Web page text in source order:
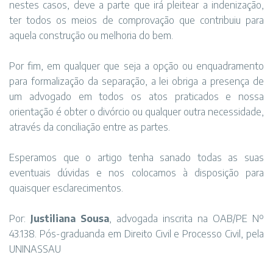
nestes casos, deve a parte que irá pleitear a indenização,
ter todos os meios de comprovação que contribuiu para
aquela construção ou melhoria do bem.
Por fim, em qualquer que seja a opção ou enquadramento
para formalização da separação, a lei obriga a presença de
um advogado em todos os atos praticados e nossa
orientação é obter o divórcio ou qualquer outra necessidade,
através da conciliação entre as partes.
Esperamos que o artigo tenha sanado todas as suas
eventuais dúvidas e nos colocamos à disposição para
quaisquer esclarecimentos.
Por: Justiliana Sousa, advogada inscrita na OAB/PE Nº
43.138. Pós-graduanda em Direito Civil e Processo Civil, pela
UNINASSAU